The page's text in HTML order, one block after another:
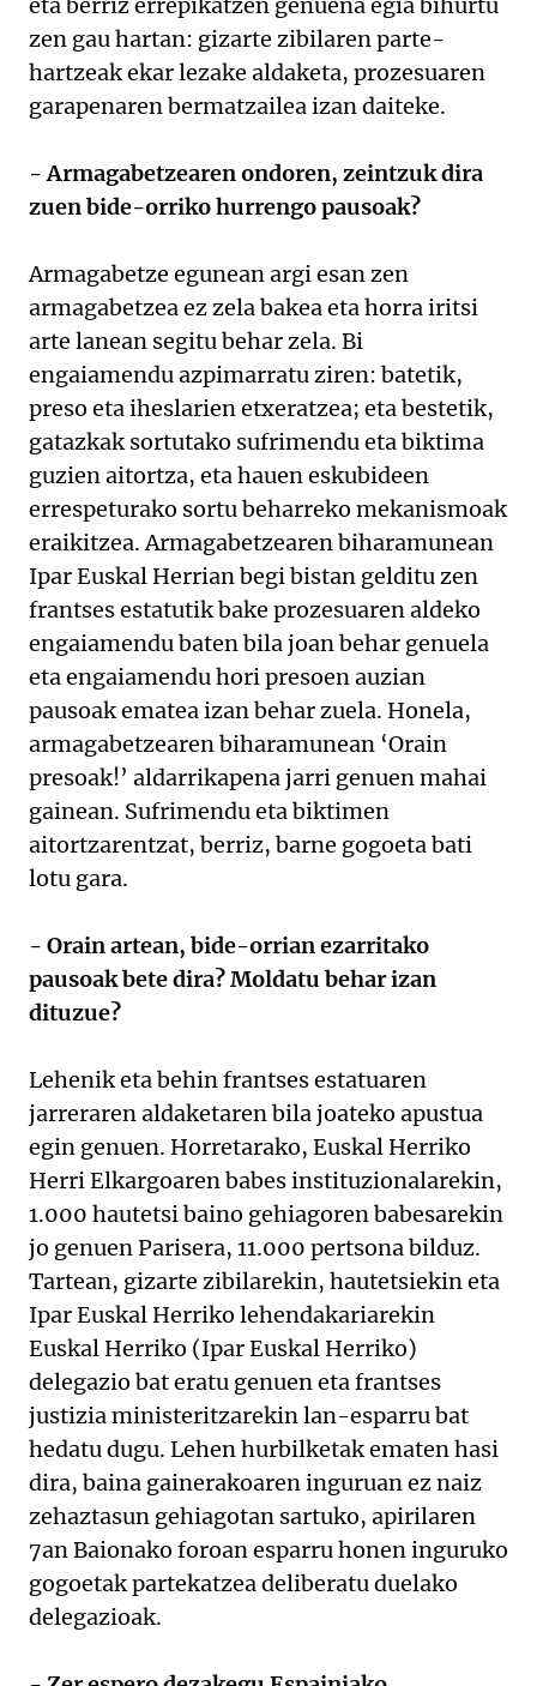
eta berriz errepikatzen genuena egia bihurtu
zen gau hartan: gizarte zibilaren parte-
hartzeak ekar lezake aldaketa, prozesuaren
garapenaren bermatzailea izan daiteke.
- Armagabetzearen ondoren, zeintzuk dira
zuen bide-orriko hurrengo pausoak?
Armagabetze egunean argi esan zen
armagabetzea ez zela bakea eta horra iritsi
arte lanean segitu behar zela. Bi
engaiamendu azpimarratu ziren: batetik,
preso eta iheslarien etxeratzea; eta bestetik,
gatazkak sortutako sufrimendu eta biktima
guzien aitortza, eta hauen eskubideen
errespeturako sortu beharreko mekanismoak
eraikitzea. Armagabetzearen biharamunean
Ipar Euskal Herrian begi bistan gelditu zen
frantses estatutik bake prozesuaren aldeko
engaiamendu baten bila joan behar genuela
eta engaiamendu hori presoen auzian
pausoak ematea izan behar zuela. Honela,
armagabetzearen biharamunean ‘Orain
presoak!’ aldarrikapena jarri genuen mahai
gainean. Sufrimendu eta biktimen
aitortzarentzat, berriz, barne gogoeta bati
lotu gara.
- Orain artean, bide-orrian ezarritako
pausoak bete dira? Moldatu behar izan
dituzue?
Lehenik eta behin frantses estatuaren
jarreraren aldaketaren bila joateko apustua
egin genuen. Horretarako, Euskal Herriko
Herri Elkargoaren babes instituzionalarekin,
1.000 hautetsi baino gehiagoren babesarekin
jo genuen Parisera, 11.000 pertsona bilduz.
Tartean, gizarte zibilarekin, hautetsiekin eta
Ipar Euskal Herriko lehendakariarekin
Euskal Herriko (Ipar Euskal Herriko)
delegazio bat eratu genuen eta frantses
justizia ministeritzarekin lan-esparru bat
hedatu dugu. Lehen hurbilketak ematen hasi
dira, baina gainerakoaren inguruan ez naiz
zehaztasun gehiagotan sartuko, apirilaren
7an Baionako foroan esparru honen inguruko
gogoetak partekatzea deliberatu duelako
delegazioak.